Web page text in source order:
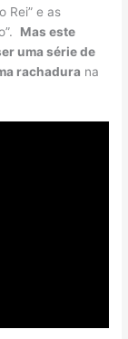
Rei” e as
Mas este
uma série de
rachadura na